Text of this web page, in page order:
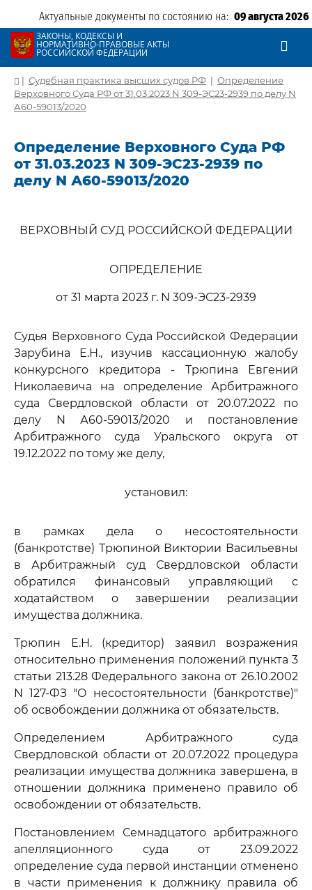
Актуальные документы по состоянию на: 09 августа 2026
ЗАКОНЫ, КОДЕКСЫ И
НОРМАТИВНО-ПРАВОВЫЕ АКТЫ
РОССИЙСКОЙ ФЕДЕРАЦИИ
| Судебная практика высших судов РФ | Определение
Верховного Суда РФ от 31.03.2023 N 309-ЭС23-2939 по делу N
А60-59013/2020
Определение Верховного Суда РФ
от 31.03.2023 N 309-ЭС23-2939 по
делу N А60-59013/2020
ВЕРХОВНЫЙ СУД РОССИЙСКОЙ ФЕДЕРАЦИИ
ОПРЕДЕЛЕНИЕ
от 31 марта 2023 г. N 309-ЭС23-2939
Судья Верховного Суда Российской Федерации
Зарубина Е.Н., изучив кассационную жалобу
конкурсного кредитора - Трюпина Евгений
Николаевича на определение Арбитражного
суда Свердловской области от 20.07.2022 по
делу N А60-59013/2020 и постановление
Арбитражного суда Уральского округа от
19.12.2022 по тому же делу,
установил:
в рамках дела о несостоятельности
(банкротстве) Трюпиной Виктории Васильевны
в Арбитражный суд Свердловской области
обратился финансовый управляющий с
ходатайством о завершении реализации
имущества должника.
Трюпин Е.Н. (кредитор) заявил возражения
относительно применения положений пункта 3
статьи 213.28 Федерального закона от 26.10.2002
N 127-ФЗ "О несостоятельности (банкротстве)"
об освобождении должника от обязательств.
Определением Арбитражного суда
Свердловской области от 20.07.2022 процедура
реализации имущества должника завершена, в
отношении должника применено правило об
освобождении от обязательств.
Постановлением Семнадцатого арбитражного
апелляционного суда от 23.09.2022
определение суда первой инстанции отменено
в части применения к должнику правила об